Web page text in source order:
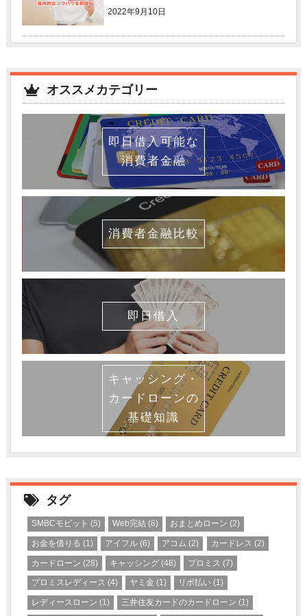
2022年9月10日
オススメカテゴリー
即日借入可能な
消費者金融
消費者金融比較
即日借入
キャッシング・
カードローンの
基礎知識
タグ
SMBCモビット (5) Web完結 (8) おまとめローン (2)
お金を借りる (1) アイフル (6) アコム (2) カードレス (2)
カードローン (28) キャッシング (48) プロミス (7)
プロミスレディース (4) ヤミ金 (1) リボ払い (1)
レディースローン (1) 三井住友カードのカードローン (1)